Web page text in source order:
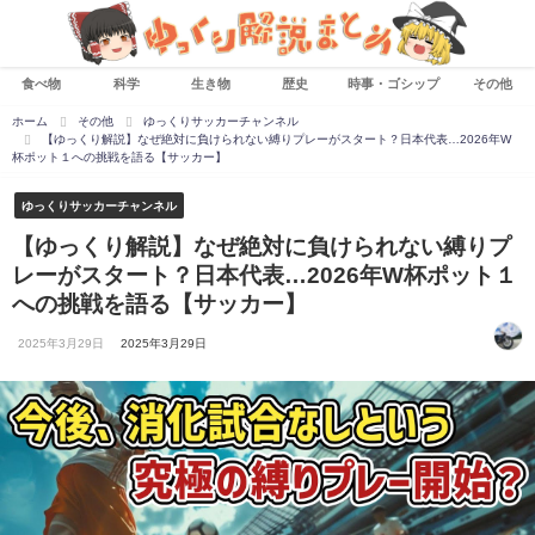
食べ物 科学 生き物 歴史 時事・ゴシップ その他
ホーム その他
ゆっくりサッカーチャンネル
【ゆっくり解説】なぜ絶対に負けられない縛りプレーがスタート？日本代表…2026年W
杯ポット１への挑戦を語る【サッカー】
ゆっくりサッカーチャンネル
【ゆっくり解説】なぜ絶対に負けられない縛りプ
レーがスタート？日本代表…2026年W杯ポット１
への挑戦を語る【サッカー】
2025年3月29日 2025年3月29日